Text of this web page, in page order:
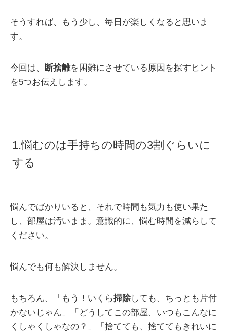
そうすれば、もう少し、毎日が楽しくなると思いま
す。
今回は、 断捨離を困難にさせている原因を探すヒント
を5つお伝えします。
1.悩むのは手持ちの時間の3割ぐらいに
する
悩んでばかりいると、それで時間も気力も使い果た
し、部屋は汚いまま。意識的に、悩む時間を減らして
ください。
悩んでも何も解決しません。
もちろん、「もう！いくら掃除しても、ちっとも片付
かないじゃん」「どうしてこの部屋、いつもこんなに
くしゃくしゃなの？」「捨てても、捨ててもきれいに